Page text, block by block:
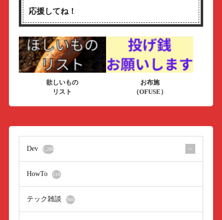
応援してね！
欲しいもの
リスト
お布施
（OFUSE）
Dev 1,288
HowTo 114
テック雑談 966